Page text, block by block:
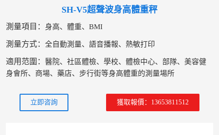
SH-V5超聲波身高體重秤
測量項目： 身高、體重、BMI
測量方式： 全自動測量、語音播報、熱敏打印
適用范圍： 醫院、社區體檢、學校、體檢中心、部隊、美容健
身會所、商場、藥店、步行街等身高體重的測量場所
立即咨詢 獲取報價：13653811512